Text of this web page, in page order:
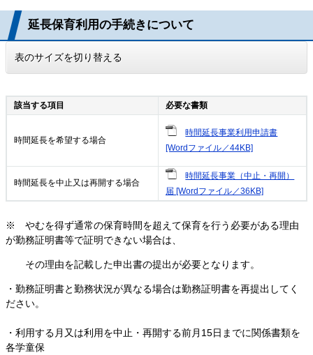
延長保育利用の手続きについて
表のサイズを切り替える
該当する項目 必要な書類
時間延長を希望する場合
時間延長事業利用申請書
[Wordファイル／44KB]
時間延長を中止又は再開する場合
時間延長事業（中止・再開）
届 [Wordファイル／36KB]
※ やむを得ず通常の保育時間を超えて保育を行う必要がある理由
が勤務証明書等で証明できない場合は、
その理由を記載した申出書の提出が必要となります。
・勤務証明書と勤務状況が異なる場合は勤務証明書を再提出してく
ださい。
・利用する月又は利用を中止・再開する前月15日までに関係書類を
各学童保